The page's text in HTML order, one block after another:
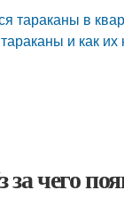
тараканы в
и как их
чего